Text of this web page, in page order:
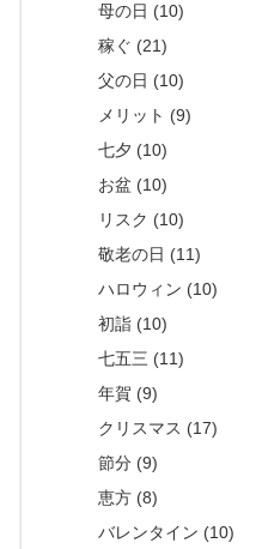
母の日 (10)
稼ぐ (21)
父の日 (10)
メリット (9)
七夕 (10)
お盆 (10)
リスク (10)
敬老の日 (11)
ハロウィン (10)
初詣 (10)
七五三 (11)
年賀 (9)
クリスマス (17)
節分 (9)
恵方 (8)
バレンタイン (10)